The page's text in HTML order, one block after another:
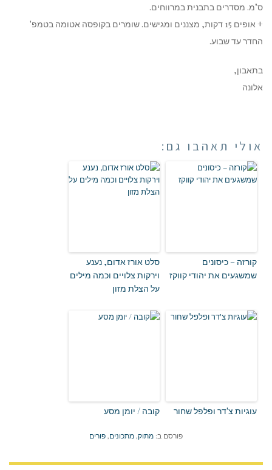
ס"מ. מסדרים בתבנית במרווחים.
+ אופים 15 דקות, מצננים ומגישים. שומרים בקופסה אטומה בטמפ'
החדר עד שבוע.
בתאבון,
אלונה
אולי תאהבו גם:
קורזה – כיסונים
שמשגעים את יהודי קווקז
סלט אורז אדום, נענע
וירקות צלויים וכמה מילים
על הצלת מזון
עוגיות צ'דר ופלפל שחור קובה / יומן מסע
פורסם ב: מתוק,מתכונים,פורים